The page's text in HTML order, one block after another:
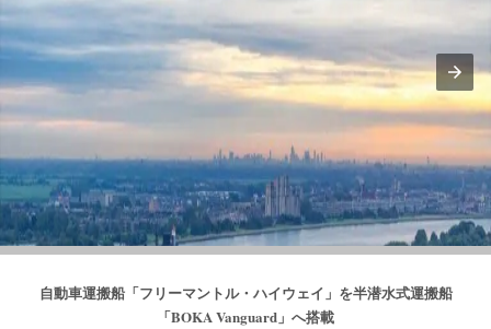
自動車運搬船「フリーマントル・ハイウェイ」を半潜水式運搬船
「BOKA Vanguard」へ搭載